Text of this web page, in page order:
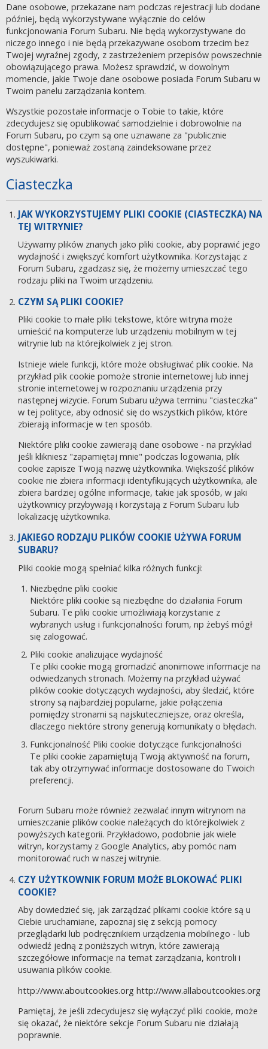
Dane osobowe, przekazane nam podczas rejestracji lub dodane
później, będą wykorzystywane wyłącznie do celów
funkcjonowania Forum Subaru. Nie będą wykorzystywane do
niczego innego i nie będą przekazywane osobom trzecim bez
Twojej wyraźnej zgody, z zastrzeżeniem przepisów powszechnie
obowiązującego prawa. Możesz sprawdzić, w dowolnym
momencie, jakie Twoje dane osobowe posiada Forum Subaru w
Twoim panelu zarządzania kontem.
Wszystkie pozostałe informacje o Tobie to takie, które
zdecydujesz się opublikować samodzielnie i dobrowolnie na
Forum Subaru, po czym są one uznawane za "publicznie
dostępne", ponieważ zostaną zaindeksowane przez
wyszukiwarki.
Ciasteczka
JAK WYKORZYSTUJEMY PLIKI COOKIE (CIASTECZKA) NA
TEJ WITRYNIE?
Używamy plików znanych jako pliki cookie, aby poprawić jego
wydajność i zwiększyć komfort użytkownika. Korzystając z
Forum Subaru, zgadzasz się, że możemy umieszczać tego
rodzaju pliki na Twoim urządzeniu.
CZYM SĄ PLIKI COOKIE?
Pliki cookie to małe pliki tekstowe, które witryna może
umieścić na komputerze lub urządzeniu mobilnym w tej
witrynie lub na którejkolwiek z jej stron.
Istnieje wiele funkcji, które może obsługiwać plik cookie. Na
przykład plik cookie pomoże stronie internetowej lub innej
stronie internetowej w rozpoznaniu urządzenia przy
następnej wizycie. Forum Subaru używa terminu "ciasteczka"
w tej polityce, aby odnosić się do wszystkich plików, które
zbierają informacje w ten sposób.
Niektóre pliki cookie zawierają dane osobowe - na przykład
jeśli klikniesz "zapamiętaj mnie" podczas logowania, plik
cookie zapisze Twoją nazwę użytkownika. Większość plików
cookie nie zbiera informacji identyfikujących użytkownika, ale
zbiera bardziej ogólne informacje, takie jak sposób, w jaki
użytkownicy przybywają i korzystają z Forum Subaru lub
lokalizację użytkownika.
JAKIEGO RODZAJU PLIKÓW COOKIE UŻYWA FORUM
SUBARU?
Pliki cookie mogą spełniać kilka różnych funkcji:
Niezbędne pliki cookie
Niektóre pliki cookie są niezbędne do działania Forum
Subaru. Te pliki cookie umożliwiają korzystanie z
wybranych usług i funkcjonalności forum, np żebyś mógł
się zalogować.
Pliki cookie analizujące wydajność
Te pliki cookie mogą gromadzić anonimowe informacje na
odwiedzanych stronach. Możemy na przykład używać
plików cookie dotyczących wydajności, aby śledzić, które
strony są najbardziej popularne, jakie połączenia
pomiędzy stronami są najskuteczniejsze, oraz określa,
dlaczego niektóre strony generują komunikaty o błędach.
Funkcjonalność Pliki cookie dotyczące funkcjonalności
Te pliki cookie zapamiętują Twoją aktywność na forum,
tak aby otrzymywać informacje dostosowane do Twoich
preferencji.
Forum Subaru może również zezwalać innym witrynom na
umieszczanie plików cookie należących do którejkolwiek z
powyższych kategorii. Przykładowo, podobnie jak wiele
witryn, korzystamy z Google Analytics, aby pomóc nam
monitorować ruch w naszej witrynie.
CZY UŻYTKOWNIK FORUM MOŻE BLOKOWAĆ PLIKI
COOKIE?
Aby dowiedzieć się, jak zarządzać plikami cookie które są u
Ciebie uruchamiane, zapoznaj się z sekcją pomocy
przeglądarki lub podręcznikiem urządzenia mobilnego - lub
odwiedź jedną z poniższych witryn, które zawierają
szczegółowe informacje na temat zarządzania, kontroli i
usuwania plików cookie.
http://www.aboutcookies.org http://www.allaboutcookies.org
Pamiętaj, że jeśli zdecydujesz się wyłączyć pliki cookie, może
się okazać, że niektóre sekcje Forum Subaru nie działają
poprawnie.